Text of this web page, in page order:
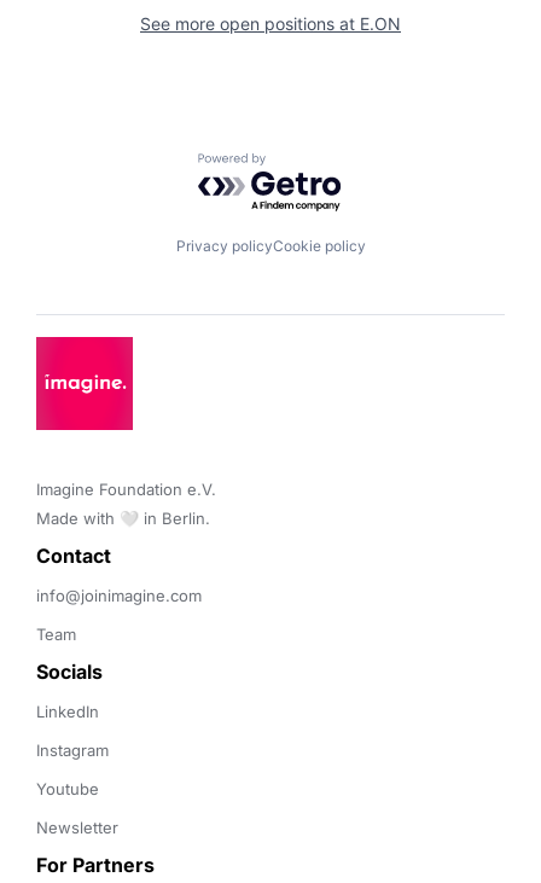
See more open positions at E.ON
Powered by Getro.com
Privacy policyCookie policy
Imagine Foundation e.V.
Made with 🤍 in Berlin.
Contact
info@joinimagine.com
Team
Socials
LinkedIn
Instagram
Youtube
Newsletter
For Partners